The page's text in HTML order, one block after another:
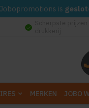
is
check_circle
MERKEN JOBO